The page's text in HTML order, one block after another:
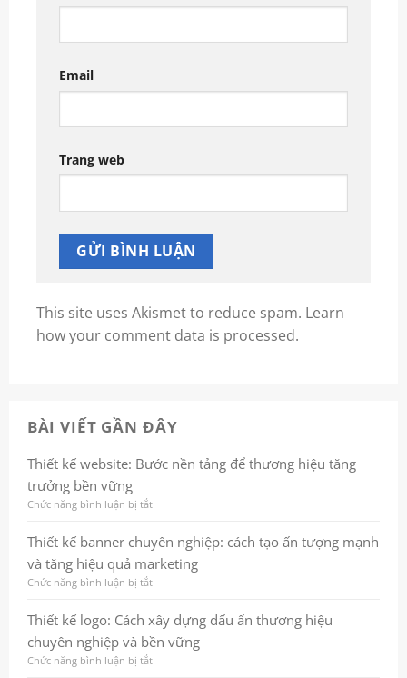
Email
Trang web
This site uses Akismet to reduce spam. Learn
how your comment data is processed.
BÀI VIẾT GẦN ĐÂY
Thiết kế website: Bước nền tảng để thương hiệu tăng
trưởng bền vững
Chức năng bình luận bị tắtở
kế
website:
Bước
nền
để
thương
hiệu
tăng
Thiết kế banner chuyên nghiệp: cách tạo ấn tượng mạnh
và tăng hiệu quả marketing
Chức năng bình luận bị tắtở
kế
banner
chuyên
nghiệp:
Thiết kế logo: Cách xây dựng dấu ấn thương hiệu
chuyên nghiệp và bền vững
Chức năng bình luận bị tắtở